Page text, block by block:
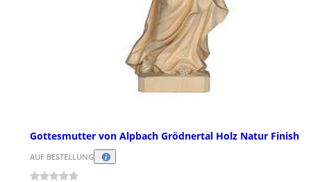
Gottesmutter von Alpbach Grödnertal Holz Natur Finish
AUF BESTELLUNG